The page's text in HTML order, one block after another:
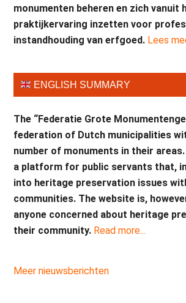
monumenten beheren en zich vanuit
praktijkervaring inzetten voor
instandhouding van erfgoed. Lees
ENGLISH SUMMARY
The “Federatie Grote
federation of Dutch municipalities
number of monuments in their
a platform for public servants that,
into heritage preservation issues
communities. The website is,
anyone concerned about heritage
their community. Read more...
Meer nieuwsberichten